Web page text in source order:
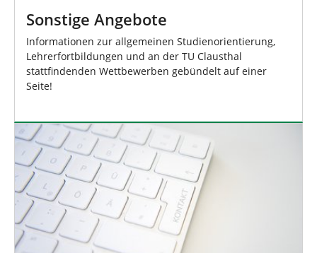
Sonstige Angebote
Informationen zur allgemeinen Studienorientierung,
Lehrerfortbildungen und an der TU Clausthal
stattfindenden Wettbewerben gebündelt auf einer
Seite!